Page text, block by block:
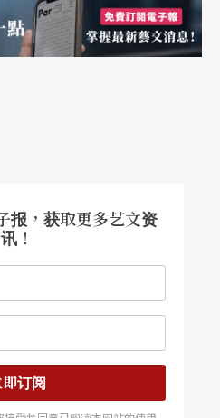
画中有一篇独立的八格漫
剧场，在一年87600小时
间上来说不正是1／87600
且微小。在这个角度上，
人的新兴瞬间才艺了，不
能性仍然値得我们再继续
报，获取更多艺文资
讯！
订阅